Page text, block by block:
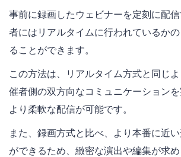
事前に録画したウェビナーを定刻に配
者にはリアルタイムに行われているか
ることができます。
この方法は、リアルタイム方式と同じ
催者側の双方向なコミュニケーションを
より柔軟な配信が可能です。
また、録画方式と比べ、より本番に近
ができるため、緻密な演出や編集が求